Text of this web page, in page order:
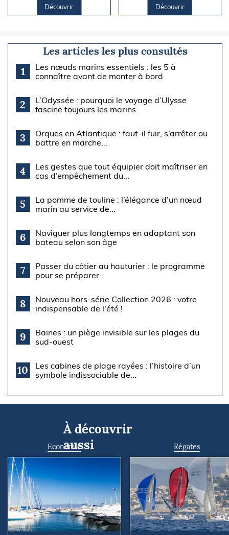
Découvrir Découvrir
Les articles les plus consultés
1
Les nœuds marins essentiels : les 5 à
connaître avant de monter à bord
2
L’Odyssée : pourquoi le voyage d’Ulysse
fascine toujours les marins
3
Orques en Atlantique : faut-il fuir, s’arrêter ou
battre en marche...
4
Les gestes que tout équipier doit maîtriser en
cas d’empêchement du...
5
La pomme de touline : l’élégance d’un nœud
marin au service de...
6
Naviguer plus longtemps en adaptant son
bateau selon son âge
7
Passer du côtier au hauturier : le programme
pour se préparer
8
Nouveau hors-série Collection 2026 : votre
indispensable de l'été !
9
Baïnes : un piège invisible sur les plages du
sud-ouest
10
Les cabines de plage rayées : l’histoire d’un
symbole indissociable de...
À découvrir
aussi
Economie Régates